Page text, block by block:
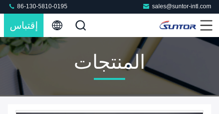
sales@suntor-intl.com
86-130-5810-0195
إقتباس
المنتجات